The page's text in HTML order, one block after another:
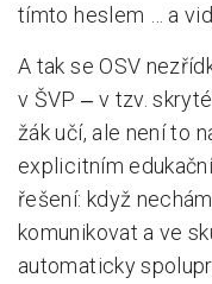
tímto heslem … a
A tak se OSV
v ŠVP ‒ v tzv.
žák učí, ale není to
explicitním
řešení: když
komunikovat a ve
automaticky